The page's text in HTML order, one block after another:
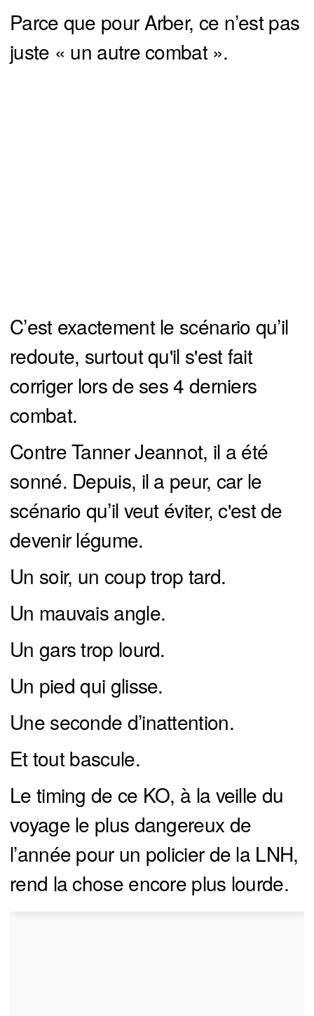
Parce que pour Arber, ce n’est pas
juste « un autre combat ».
C’est exactement le scénario qu’il
redoute, surtout qu'il s'est fait
corriger lors de ses 4 derniers
combat.
Contre Tanner Jeannot, il a été
sonné. Depuis, il a peur, car le
scénario qu’il veut éviter, c'est de
devenir légume.
Un soir, un coup trop tard.
Un mauvais angle.
Un gars trop lourd.
Un pied qui glisse.
Une seconde d’inattention.
Et tout bascule.
Le timing de ce KO, à la veille du
voyage le plus dangereux de
l’année pour un policier de la LNH,
rend la chose encore plus lourde.